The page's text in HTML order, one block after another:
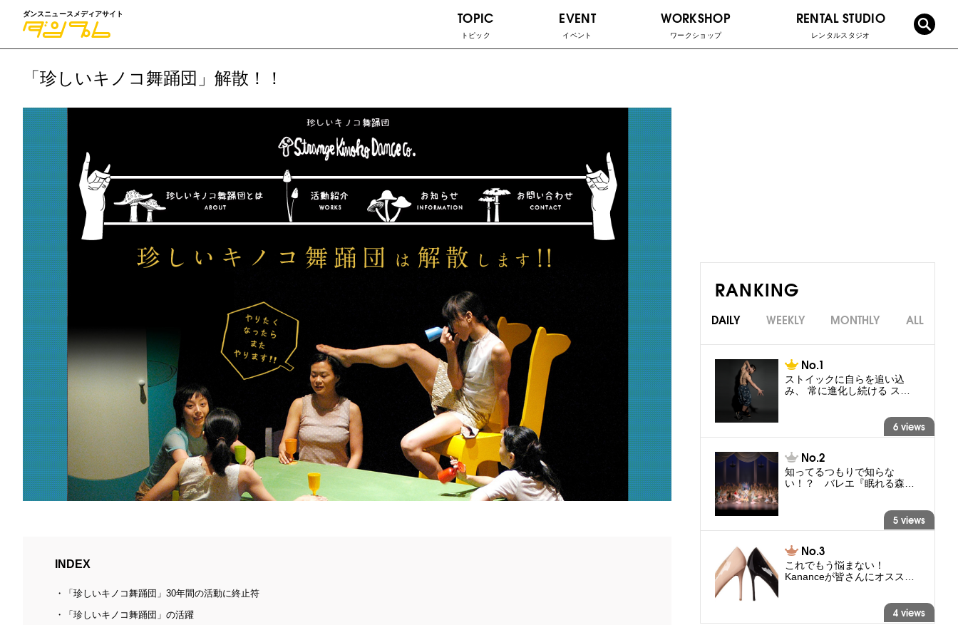
ダンスニュースメディアサイト TOPIC
トピック
EVENT
イベント
WORKSHOP
ワークショップ
RENTAL STUDIO
レンタルスタジオ
「珍しいキノコ舞踊団」解散！！
INDEX
「珍しいキノコ舞踊団」30年間の活動に終止符
「珍しいキノコ舞踊団」の活躍
RANKING
DAILY WEEKLY MONTHLY ALL
ストイックに自らを追い込
み、 常に進化し続ける ス…
6 views
知ってるつもりで知らな
い！？ バレエ『眠れる森…
5 views
これでもう悩まない！
Kananceが皆さんにオスス…
4 views